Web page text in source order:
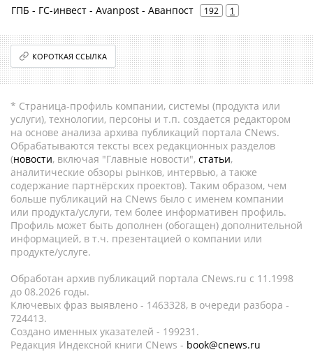
ГПБ - ГС-инвест - Avanpost - Аванпост 192 1
КОРОТКАЯ ССЫЛКА
* Страница-профиль компании, системы (продукта или
услуги), технологии, персоны и т.п. создается редактором
на основе анализа архива публикаций портала CNews.
Обрабатываются тексты всех редакционных разделов
(новости, включая "Главные новости", статьи,
аналитические обзоры рынков, интервью, а также
содержание партнёрских проектов). Таким образом, чем
больше публикаций на CNews было с именем компании
или продукта/услуги, тем более информативен профиль.
Профиль может быть дополнен (обогащен) дополнительной
информацией, в т.ч. презентацией о компании или
продукте/услуге.
Обработан архив публикаций портала CNews.ru c 11.1998
до 08.2026 годы.
Ключевых фраз выявлено - 1463328, в очереди разбора -
724413.
Создано именных указателей - 199231.
Редакция Индексной книги CNews - book@cnews.ru